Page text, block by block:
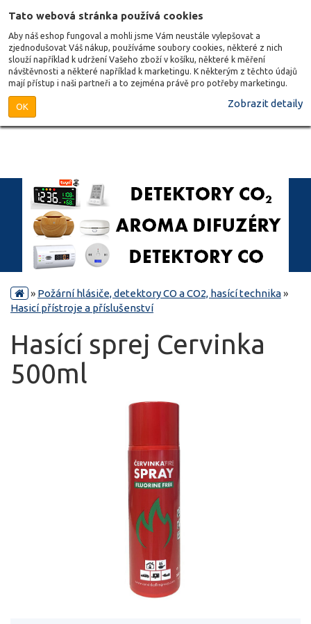
Tato webová stránka používá cookies
Aby náš eshop fungoval a mohli jsme Vám neustále vylepšovat a
zjednodušovat Váš nákup, používáme soubory cookies, některé z nich
slouží například k udržení Vašeho zboží v košíku, některé k měření
návštěvnosti a některé například k marketingu. K některým z těchto údajů
mají přístup i naši partneři a to zejména právě pro potřeby marketingu.
OK Zobrazit detaily
» Požární hlásiče, detektory CO a CO2, hasící technika»
Hasicí přístroje a příslušenství
Hasící sprej Cervinka
500ml